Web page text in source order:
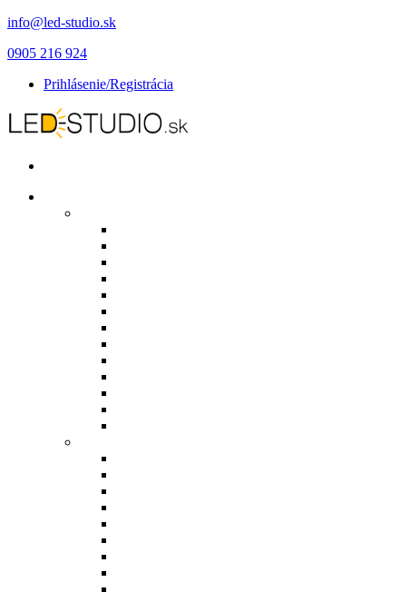
info@led-studio.sk
0905 216 924
Prihlásenie/Registrácia